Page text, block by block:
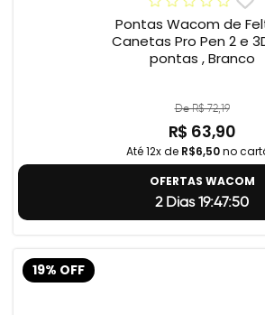
Pontas Wacom de
Canetas Pro Pen 2 e
pontas , Branco
De R$ 72,19
R$ 63,90
Até 12x de R$6,50no
OFERTAS WACOM
2 Dias 19:47:49
19% OFF